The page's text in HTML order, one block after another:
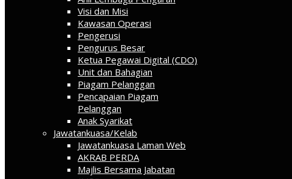
Visi dan Misi
Kawasan Operasi
Pengerusi
Pengurus Besar
Ketua Pegawai Digital (CDO)
Unit dan Bahagian
Piagam Pelanggan
Pencapaian Piagam
Pelanggan
Anak Syarikat
Jawatankuasa/Kelab
Jawatankuasa Laman Web
AKRAB PERDA
Majlis Bersama Jabatan